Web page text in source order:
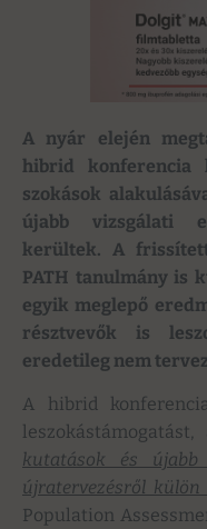
A nyár elején
hibrid konferencia
szokások
újabb vizsgálati
kerültek. A
PATH tanulmány is
egyik meglepő
résztvevők is
eredetileg nem
A hibrid
kutatások és újabb
újratervezésről külön
Population